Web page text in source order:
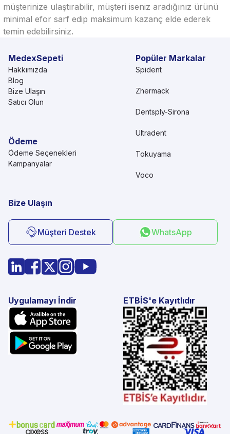
müşterinize ulaştırabilir, müşteri iseniz aradığınız ürünü
minimal efor sarf edip maksimum kazanç elde ederek
temin edebilirsiniz.
MedexSepeti
Hakkımızda
Blog
Bize Ulaşın
Satıcı Olun
Ödeme
Ödeme Seçenekleri
Kampanyalar
Popüler Markalar
Spident
Zhermack
Dentsply-Sirona
Ultradent
Tokuyama
Voco
Bize Ulaşın
Müşteri Destek WhatsApp
Uygulamayı İndir ETBİS'e Kayıtlıdır